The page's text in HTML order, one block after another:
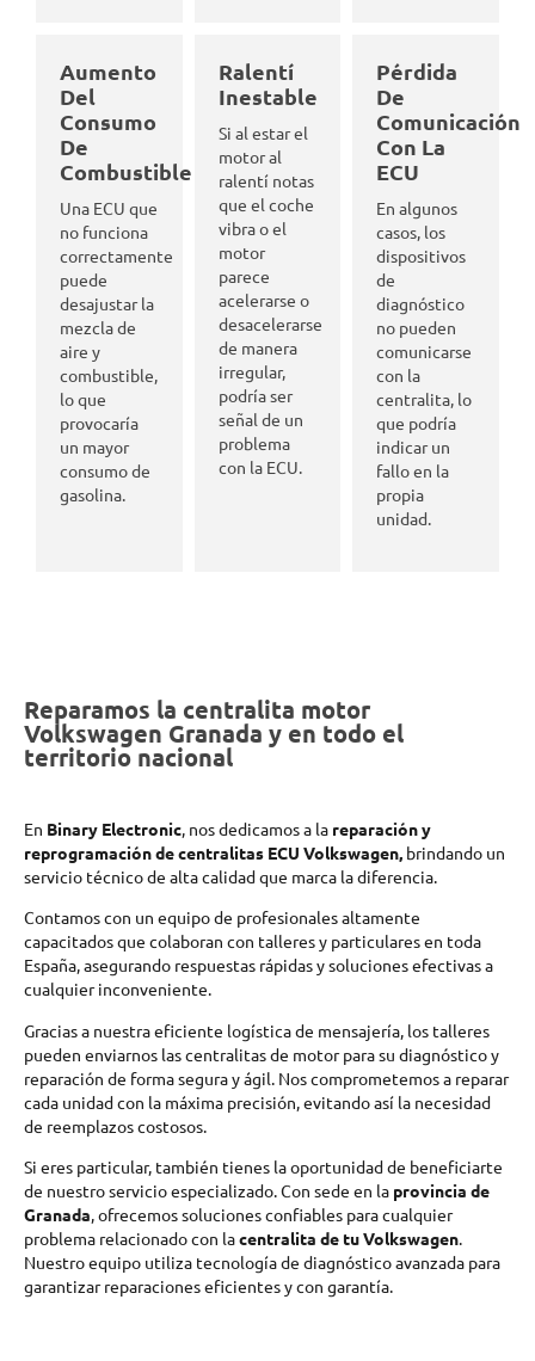
Aumento
Del
Consumo
De
Combustible
Una ECU que
no funciona
correctamente
puede
desajustar la
mezcla de
aire y
combustible,
lo que
provocaría
un mayor
consumo de
gasolina.
Ralentí
Inestable
Si al estar el
motor al
ralentí notas
que el coche
vibra o el
motor
parece
acelerarse o
desacelerarse
de manera
irregular,
podría ser
señal de un
problema
con la ECU.
Pérdida
De
Comunicación
Con La
ECU
En algunos
casos, los
dispositivos
de
diagnóstico
no pueden
comunicarse
con la
centralita, lo
que podría
indicar un
fallo en la
propia
unidad.
Reparamos la centralita motor
Volkswagen Granada y en todo el
territorio nacional
En Binary Electronic, nos dedicamos a la reparación y
reprogramación de centralitas ECU Volkswagen, brindando un
servicio técnico de alta calidad que marca la diferencia.
Contamos con un equipo de profesionales altamente
capacitados que colaboran con talleres y particulares en toda
España, asegurando respuestas rápidas y soluciones efectivas a
cualquier inconveniente.
Gracias a nuestra eficiente logística de mensajería, los talleres
pueden enviarnos las centralitas de motor para su diagnóstico y
reparación de forma segura y ágil. Nos comprometemos a reparar
cada unidad con la máxima precisión, evitando así la necesidad
de reemplazos costosos.
Si eres particular, también tienes la oportunidad de beneficiarte
de nuestro servicio especializado. Con sede en la provincia de
Granada, ofrecemos soluciones confiables para cualquier
problema relacionado con lacentralita de tu Volkswagen.
Nuestro equipo utiliza tecnología de diagnóstico avanzada para
garantizar reparaciones eficientes y con garantía.